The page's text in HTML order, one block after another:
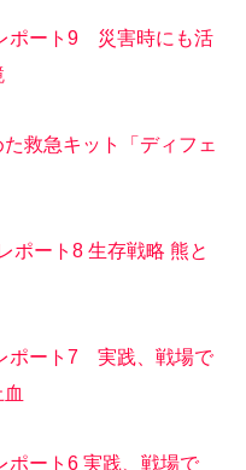
ポート9 災害時にも活
た救急キット「ディフェ
ポート8 生存戦略 熊と
ポート7 実践、戦場で
ポート6 実践、戦場で